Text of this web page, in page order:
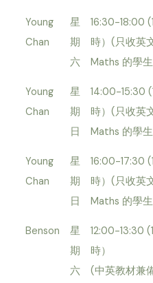
Young
Chan
星
期
六
16:30-18:00
時）(只收英
Maths 的學生
Young
Chan
星
期
日
14:00-15:30
時）(只收英
Maths 的學生
Young
Chan
星
期
日
16:00-17:30
時）(只收英
Maths 的學生
Benson
星
期
六
12:00-13:30
時）
(中英教材兼